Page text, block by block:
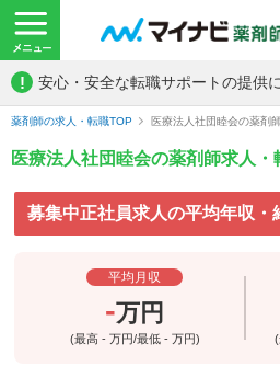
! 安心・安全な転職サポートの提供
薬剤師の求人・転職TOP 医療法人社団睦会の薬剤
医療法人社団睦会の薬剤師求人・
募集中正社員求人の平均年収・
平均月収
-万円
(最高 - 万円/最低 - 万円)